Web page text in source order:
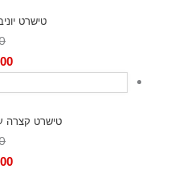
טישרט
טישרט קצרה